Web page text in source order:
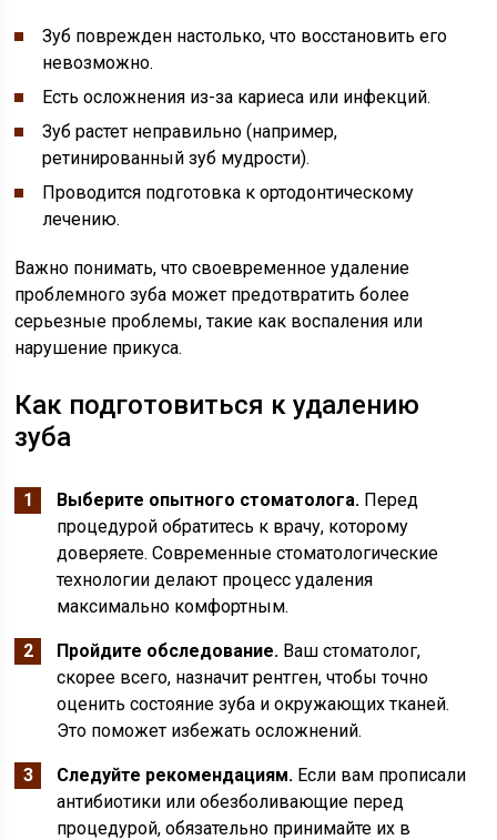
Зуб поврежден настолько, что восстановить его
невозможно.
Есть осложнения из-за кариеса или инфекций.
Зуб растет неправильно (например,
ретинированный зуб мудрости).
Проводится подготовка к ортодонтическому
лечению.
Важно понимать, что своевременное удаление
проблемного зуба может предотвратить более
серьезные проблемы, такие как воспаления или
нарушение прикуса.
Как подготовиться к удалению
зуба
Выберите опытного стоматолога. Перед
процедурой обратитесь к врачу, которому
доверяете. Современные стоматологические
технологии делают процесс удаления
максимально комфортным.
Пройдите обследование. Ваш стоматолог,
скорее всего, назначит рентген, чтобы точно
оценить состояние зуба и окружающих тканей.
Это поможет избежать осложнений.
Следуйте рекомендациям. Если вам прописали
антибиотики или обезболивающие перед
процедурой, обязательно принимайте их в